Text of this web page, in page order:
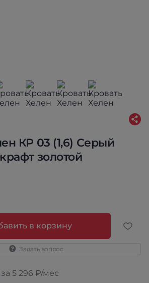
КР 03 (1,6) Серый
золотой
в корзину
Задать вопрос
за 5 296 ₽/мес